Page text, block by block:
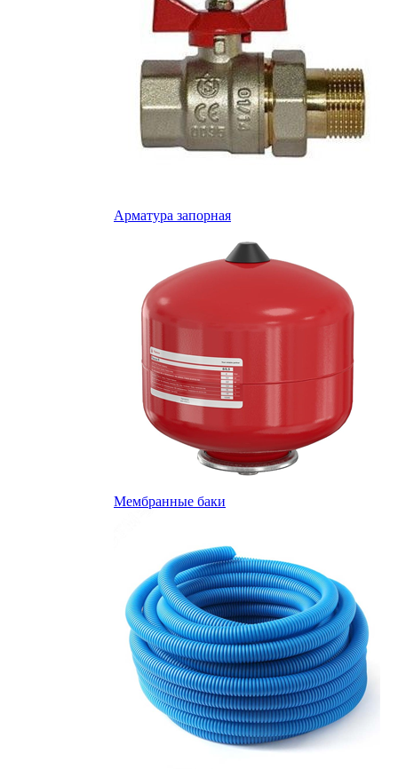
Арматура запорная
Мембранные баки